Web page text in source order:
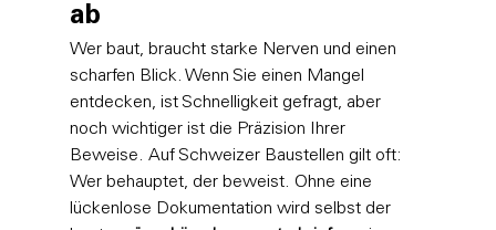
ab
Wer baut, braucht starke Nerven und einen
scharfen Blick. Wenn Sie einen Mangel
entdecken, ist Schnelligkeit gefragt, aber
noch wichtiger ist die Präzision Ihrer
Beweise. Auf Schweizer Baustellen gilt oft:
Wer behauptet, der beweist. Ohne eine
lückenlose Dokumentation wird selbst der